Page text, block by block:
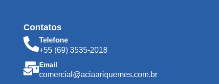
Contatos
Telefone
+55 (69) 3535-2018
Email
comercial@aciaariquemes.com.br